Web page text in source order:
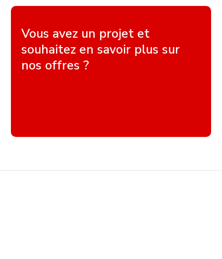
Vous avez un projet et
souhaitez en savoir plus sur
nos offres ?